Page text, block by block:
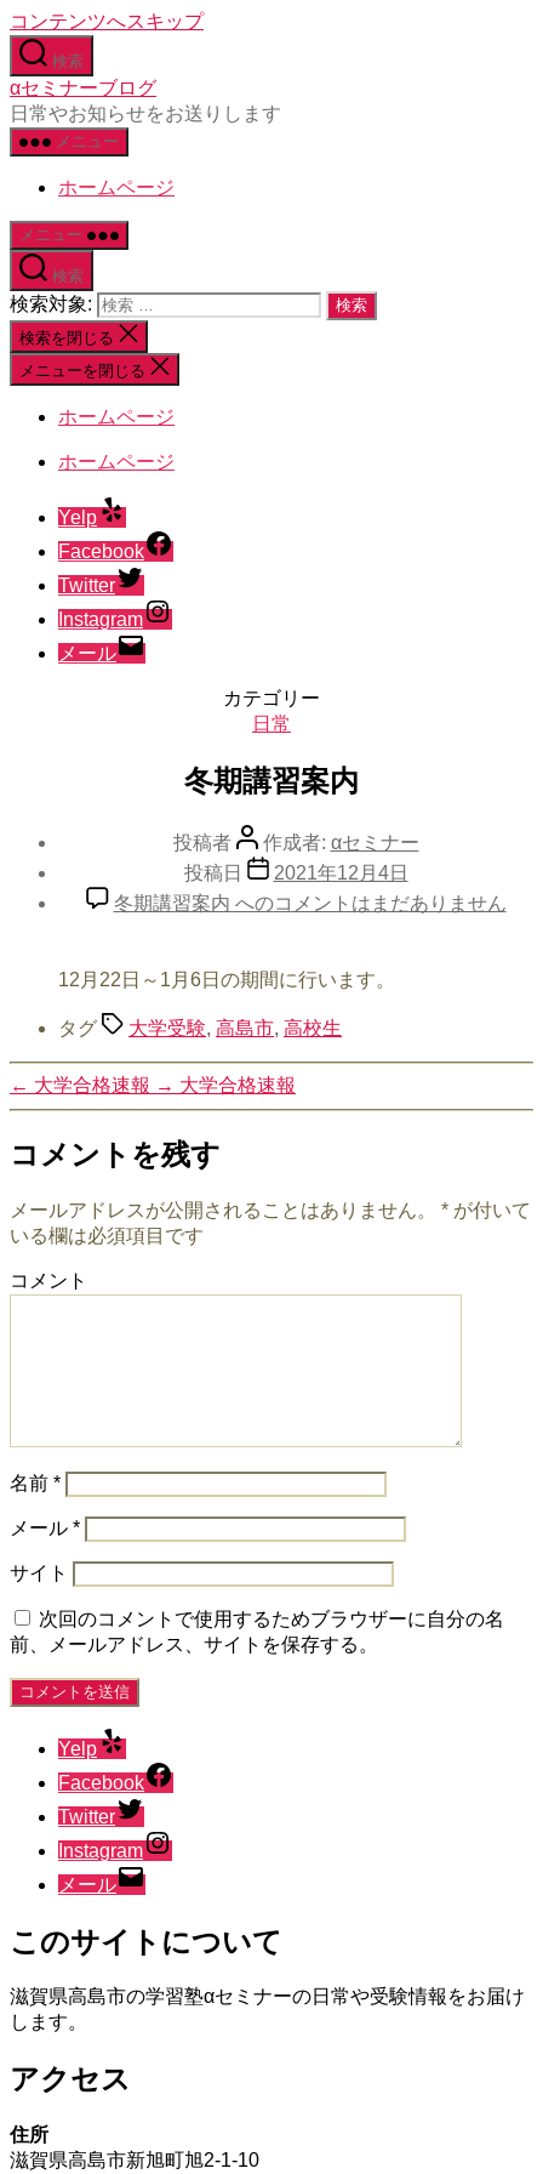
コンテンツへスキップ
検索
αセミナーブログ
日常やお知らせをお送りします
メニュー
ホームページ
メニュー
検索
検索対象:
検索を閉じる
メニューを閉じる
ホームページ
ホームページ
Yelp
Facebook
Twitter
Instagram
メール
カテゴリー
日常
冬期講習案内
投稿者 作成者: αセミナー
投稿日
2021年12月4日
冬期講習案内 へのコメントはまだありません
12月22日～1月6日の期間に行います。
タグ 大学受験, 高島市, 高校生
← 大学合格速報 → 大学合格速報
コメントを残す
メールアドレスが公開されることはありません。 * が付いて
いる欄は必須項目です
コメント
名前 *
メール *
サイト
次回のコメントで使用するためブラウザーに自分の名
前、メールアドレス、サイトを保存する。
Yelp
Facebook
Twitter
Instagram
メール
このサイトについて
滋賀県高島市の学習塾αセミナーの日常や受験情報をお届け
します。
アクセス
住所
滋賀県高島市新旭町旭2-1-10